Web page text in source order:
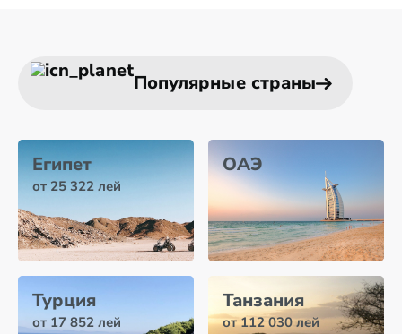
Популярные страны
Египет
от 25 322 лей
ОАЭ
Турция
от 17 852 лей
Танзания
от 112 030 лей